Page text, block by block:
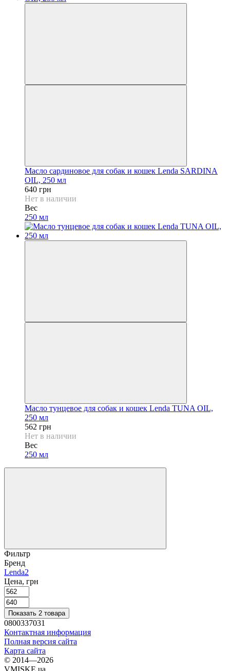
Mасло сардиновое для собак и кошек Lenda SARDINA
OIL, 250 мл
640 грн
Нет в наличии
Вес
250 мл
Масло тунцевое для собак и кошек Lenda TUNA OIL,
250 мл
562 грн
Нет в наличии
Вес
250 мл
Фильтр
Бренд
Lenda2
Цена, грн
Показать 2 товара
0800337031
Контактная информация
Полная версия сайта
Карта сайта
© 2014—2026
VMISKE.ua